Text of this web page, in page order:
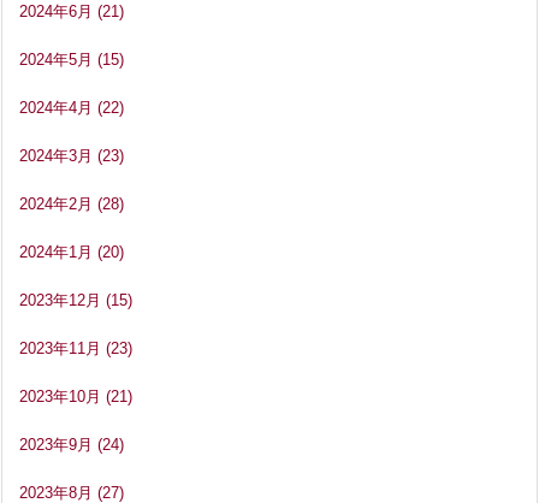
2024年6月 (21)
2024年5月 (15)
2024年4月 (22)
2024年3月 (23)
2024年2月 (28)
2024年1月 (20)
2023年12月 (15)
2023年11月 (23)
2023年10月 (21)
2023年9月 (24)
2023年8月 (27)